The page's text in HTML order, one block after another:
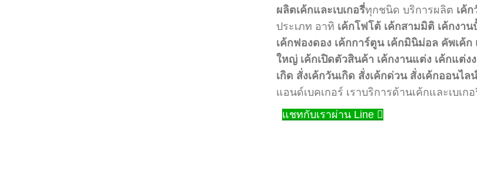
ผลิตเค้กและเบเกอรี่ทุกชนิด บริการผลิต เค้ก
ประเภท อาทิ เค้กโฟโต้ เค้กสามมิติ เค้กงา
เค้กฟองดอง เค้กการ์ตูน เค้กมินิม่อล คัพเค้ก
ใหญ่ เค้กเปิดตัวสินค้า เค้กงานแต่ง เค้กแต่ง
เกิด สั่งเค้กวันเกิด สั่งเค้กด่วน สั่งเค้กออนไล
แอนด์เบคเกอร์ เราบริการด้านเค้กและเบเก
แชทกับเราผ่าน Line